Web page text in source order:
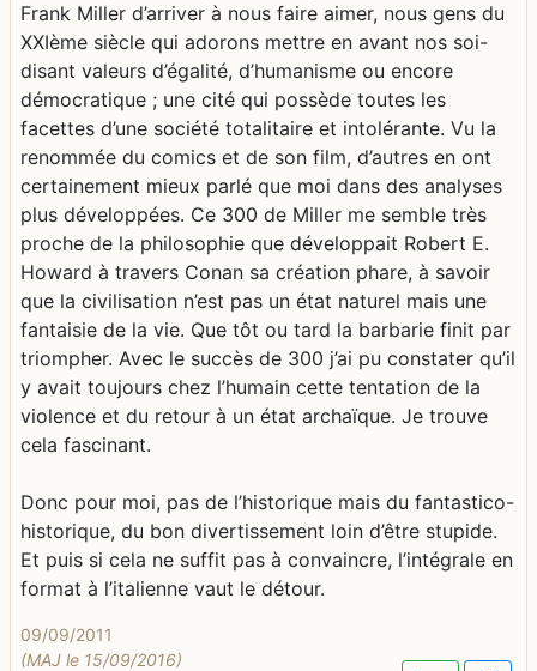
Frank Miller d’arriver à nous faire aimer, nous gens du
XXIème siècle qui adorons mettre en avant nos soi-
disant valeurs d’égalité, d’humanisme ou encore
démocratique ; une cité qui possède toutes les
facettes d’une société totalitaire et intolérante. Vu la
renommée du comics et de son film, d’autres en ont
certainement mieux parlé que moi dans des analyses
plus développées. Ce 300 de Miller me semble très
proche de la philosophie que développait Robert E.
Howard à travers Conan sa création phare, à savoir
que la civilisation n’est pas un état naturel mais une
fantaisie de la vie. Que tôt ou tard la barbarie finit par
triompher. Avec le succès de 300 j’ai pu constater qu’il
y avait toujours chez l’humain cette tentation de la
violence et du retour à un état archaïque. Je trouve
cela fascinant.
Donc pour moi, pas de l’historique mais du fantastico-
historique, du bon divertissement loin d’être stupide.
Et puis si cela ne suffit pas à convaincre, l’intégrale en
format à l’italienne vaut le détour.
09/09/2011
(MAJ le 15/09/2016)